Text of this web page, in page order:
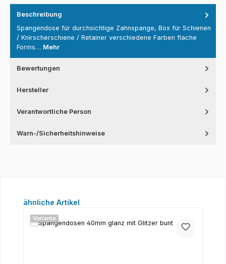
Beschreibung
Spangendose für durchsichtige Zahnspange, Box für Schienen
/ Knirscherschiene / Retainer verschiedene Farben flache
Forms… Mehr
Bewertungen
Hersteller
Verantwortliche Person
Warn-/Sicherheitshinweise
Produktgalerie überspringen
ähnliche Artikel
Variante